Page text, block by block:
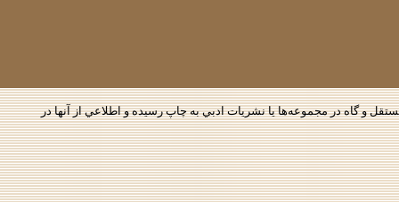
و گاه در مجموعه‌‌ها يا نشريات ادبي به چاپ رسيده و اطلاعي از آنها در